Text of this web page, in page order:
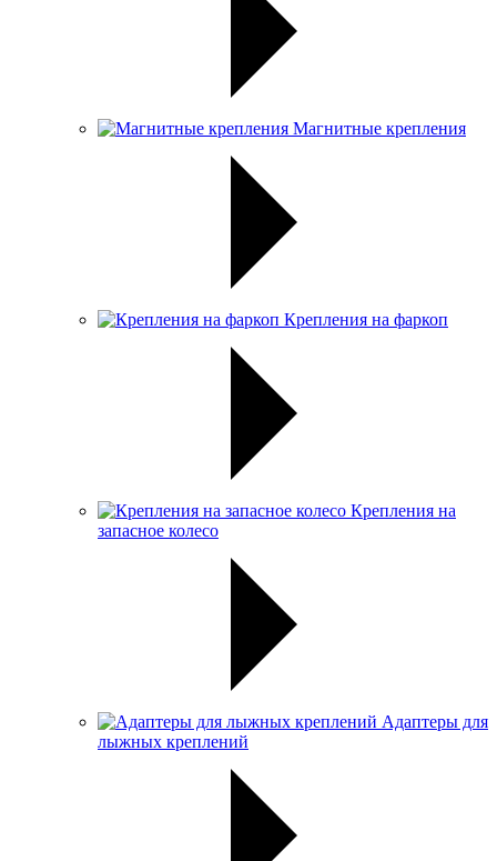
Магнитные крепления
Крепления на фаркоп
Крепления на
запасное колесо
Адаптеры для
лыжных креплений